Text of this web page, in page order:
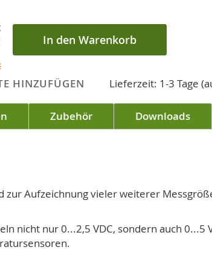
In den Warenkorb
HINZUFÜGEN Lieferzeit: 1-3 Tage
Zubehör Downloads
zur Aufzeichnung vieler weiterer
nicht nur 0...2,5 VDC, sondern auch 0...5